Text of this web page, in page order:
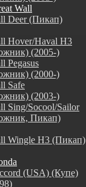
Wall
Deer (Пикап)
Hover/Haval H3
(2005-)
Pegasus
(2000-)
Safe
(2003-)
Sing/Socool/Sailor
Пикап)
Wingle H3 (Пикап)
(USA) (Купе)